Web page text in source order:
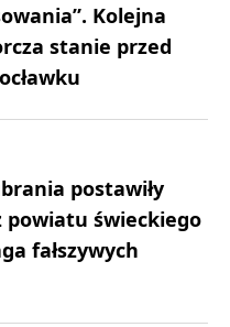
Kolejna
stanie przed
postawiły
świeckiego
fałszywych